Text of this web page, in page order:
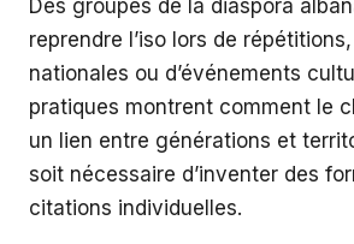
Des groupes de la diaspora
reprendre l’iso lors de
nationales ou d’événements
pratiques montrent comment le
un lien entre générations et
soit nécessaire d’inventer des
citations individuelles.